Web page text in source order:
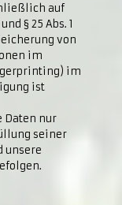
auf
§ 25 Abs. 1
von
im
im
ist
Daten nur
seiner
unsere